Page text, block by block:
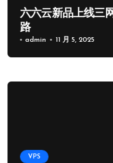
六六云新品上线三
路
admin 11 月 5, 2025
VPS